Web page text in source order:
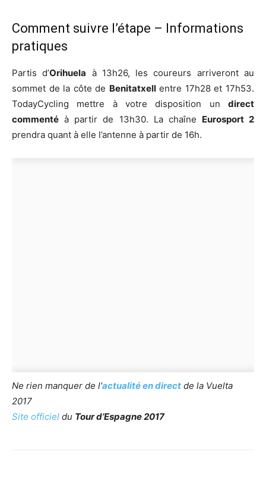
Comment suivre l’étape – Informations
pratiques
Partis d’Orihuela à 13h26, les coureurs arriveront au
sommet de la côte de Benitatxellentre 17h28 et 17h53.
TodayCycling mettre à votre disposition un direct
commenté à partir de 13h30. La chaîne Eurosport 2
prendra quant à elle l’antenne à partir de 16h.
Ne rien manquer de l’actualité en direct de la Vuelta
2017
Site officiel du Tour d’Espagne 2017